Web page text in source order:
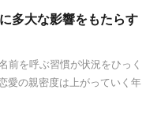
多大な影響をもたらす
前を呼ぶ習慣が状況をひっく
愛の親密度は上がっていく年